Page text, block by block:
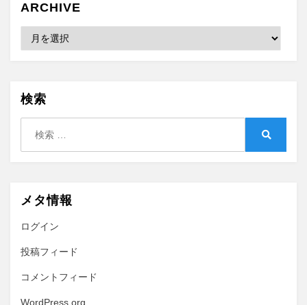
ARCHIVE
Archive
検索
メタ情報
ログイン
投稿フィード
コメントフィード
WordPress.org